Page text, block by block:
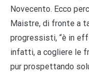
Novecento. Ecco
Maistre, di fronte a
progressisti, “è in
infatti, a cogliere le
pur prospettando